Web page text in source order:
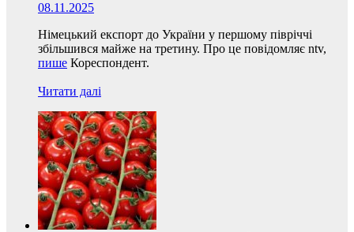
08.11.2025
Німецький експорт до України у першому півріччі
збільшився майже на третину. Про це повідомляє ntv,
пише Кореспондент.
Читати далі